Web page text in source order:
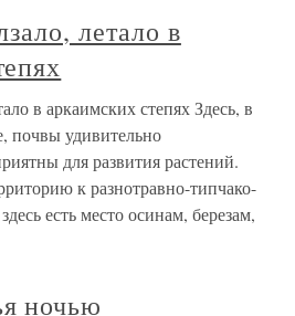
летало в
в аркаимских степях Здесь, в
почвы удивительно
для развития растений.
к разнотравно-типчако-
есть место осинам, березам,
ночью